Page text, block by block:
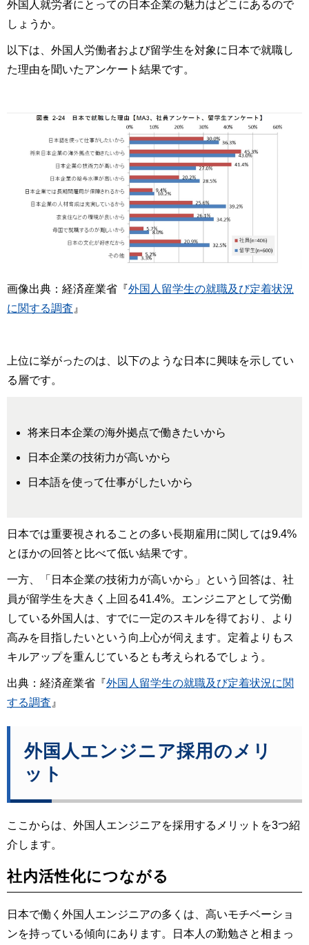
外国人就労者にとっての日本企業の魅力はどこにあるので
しょうか。
以下は、外国人労働者および留学生を対象に日本で就職し
た理由を聞いたアンケート結果です。
画像出典：経済産業省『外国人留学生の就職及び定着状況
に関する調査 』
上位に挙がったのは、以下のような日本に興味を示してい
る層です。
将来日本企業の海外拠点で働きたいから
日本企業の技術力が高いから
日本語を使って仕事がしたいから
日本では重要視されることの多い長期雇用に関しては9.4%
とほかの回答と比べて低い結果です。
一方、「日本企業の技術力が高いから」という回答は、社
員が留学生を大きく上回る41.4%。エンジニアとして労働
している外国人は、すでに一定のスキルを得ており、より
高みを目指したいという向上心が伺えます。定着よりもス
キルアップを重んじているとも考えられるでしょう。
出典：経済産業省『外国人留学生の就職及び定着状況に関
する調査』
外国人エンジニア採用のメリ
ット
ここからは、外国人エンジニアを採用するメリットを3つ紹
介します。
社内活性化につながる
日本で働く外国人エンジニアの多くは、高いモチベーショ
ンを持っている傾向にあります。日本人の勤勉さと相まっ